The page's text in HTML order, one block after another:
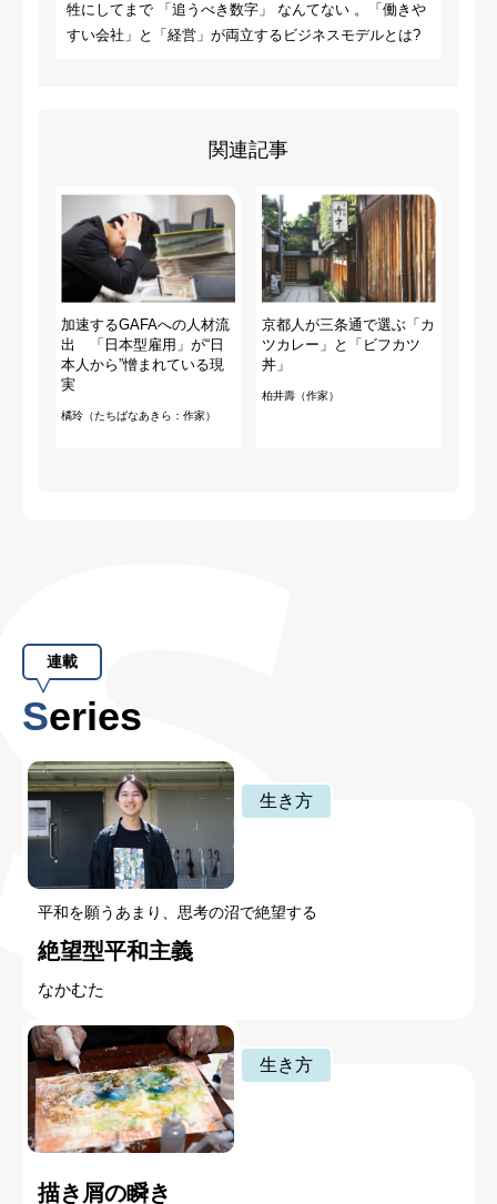
牲にしてまで 「追うべき数字」 なんてない 。「働きや
すい会社」と「経営」が両立するビジネスモデルとは?
関連記事
加速するGAFAへの人材流
出 「日本型雇用」が“日
本人から”憎まれている現
実
橘玲（たちばなあきら：作家）
京都人が三条通で選ぶ「カ
ツカレー」と「ビフカツ
丼」
柏井壽（作家）
連載
Series
生き方
平和を願うあまり、思考の沼で絶望する
絶望型平和主義
なかむた
生き方
描き屑の瞬き